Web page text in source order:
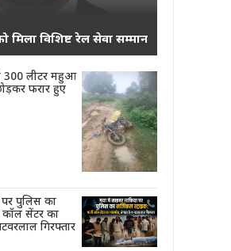
विशिष्ट रेल सेवा सम्मान
300 लीटर महुआ
फरार हुए
पर पुलिस का
कॉल सेंटर का
गिरफ्तार